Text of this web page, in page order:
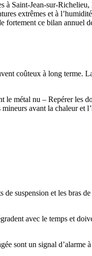
à Saint-Jean-sur-
extrêmes et à
fortement ce bilan annuel
coûteux à long terme.
métal nu – Repérer les
avant la chaleur et
de suspension et les bras
avec le temps et
sont un signal d’alarme